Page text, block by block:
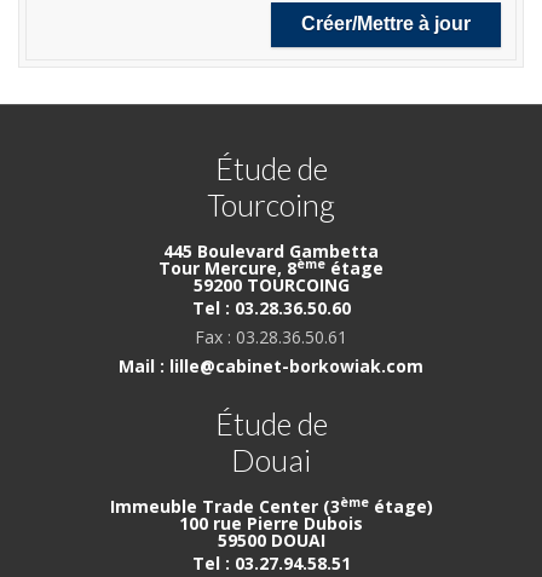
Étude de
Tourcoing
445 Boulevard Gambetta
Tour Mercure, 8ème étage
59200 TOURCOING
Tel : 03.28.36.50.60
Fax : 03.28.36.50.61
Mail : lille@cabinet-borkowiak.com
Étude de
Douai
Immeuble Trade Center (3èmeétage)
100 rue Pierre Dubois
59500 DOUAI
Tel : 03.27.94.58.51